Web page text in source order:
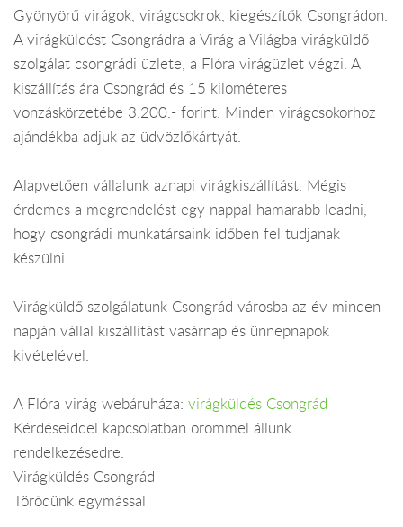
Gyönyörű virágok, virágcsokrok, kiegészítők Csongrádon.
A virágküldést Csongrádra a Virág a Világba virágküldő
szolgálat csongrádi üzlete, a Flóra virágüzlet végzi. A
kiszállítás ára Csongrád és 15 kilométeres
vonzáskörzetébe 3.200.- forint. Minden virágcsokorhoz
ajándékba adjuk az üdvözlőkártyát.
Alapvetően vállalunk aznapi virágkiszállítást. Mégis
érdemes a megrendelést egy nappal hamarabb leadni,
hogy csongrádi munkatársaink időben fel tudjanak
készülni.
Virágküldő szolgálatunk Csongrád városba az év minden
napján vállal kiszállítást vasárnap és ünnepnapok
kivételével.
A Flóra virág webáruháza: virágküldés Csongrád
Kérdéseiddel kapcsolatban örömmel állunk
rendelkezésedre.
Virágküldés Csongrád
Törődünk egymással